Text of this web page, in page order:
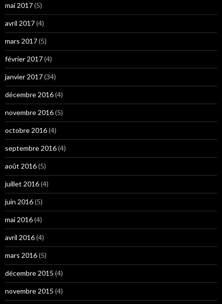
mai 2017(5)
avril 2017(4)
mars 2017(5)
février 2017(4)
janvier 2017(34)
décembre 2016(4)
novembre 2016(5)
octobre 2016(4)
septembre 2016(4)
août 2016(5)
juillet 2016(4)
juin 2016(5)
mai 2016(4)
avril 2016(4)
mars 2016(5)
décembre 2015 (4)
novembre 2015 (4)